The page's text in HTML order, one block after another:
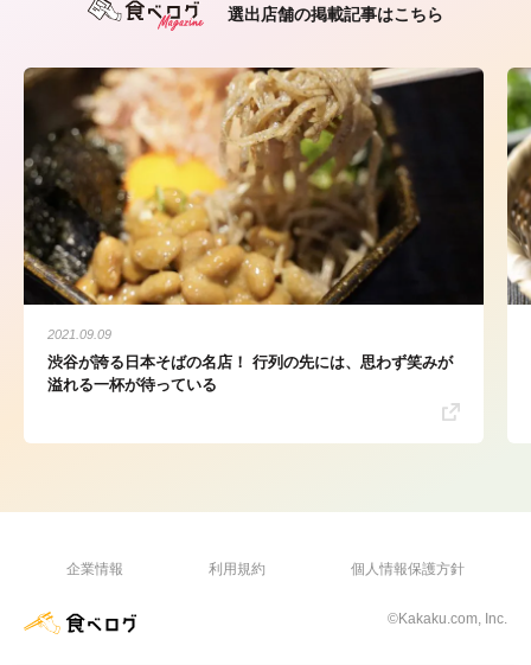
選出店舗の掲載記事はこちら
2021.09.09
渋谷が誇る日本そばの名店！ 行列の先には、思わず笑みが
溢れる一杯が待っている
企業情報 利用規約 個人情報保護方針
©Kakaku.com, Inc.